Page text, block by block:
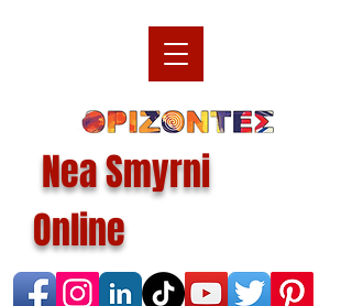
Nea Smyrni
Online